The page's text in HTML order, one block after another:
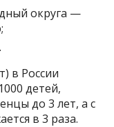
округа —
в России
детей,
до 3 лет, а с
в 3 раза.